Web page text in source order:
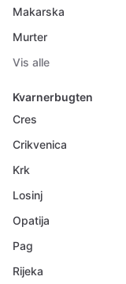
Makarska
Murter
Vis alle
Kvarnerbugten
Cres
Crikvenica
Krk
Losinj
Opatija
Pag
Rijeka